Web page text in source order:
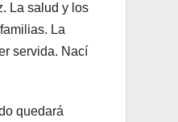
La salud y los
La
servida. Nací
quedará